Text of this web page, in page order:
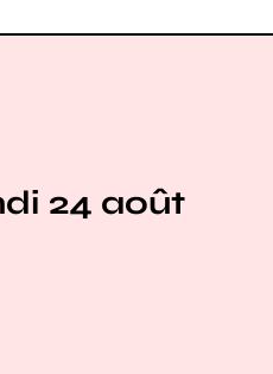
24 août